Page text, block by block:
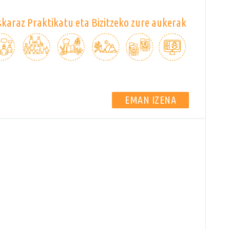
Praktikatu eta Bizitzeko zure aukerak
EMAN IZENA